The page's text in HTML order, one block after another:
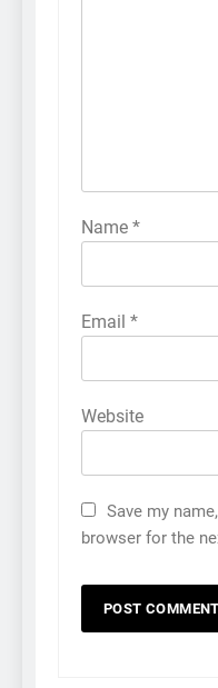
Name *
Email *
Website
Save my
browser for the